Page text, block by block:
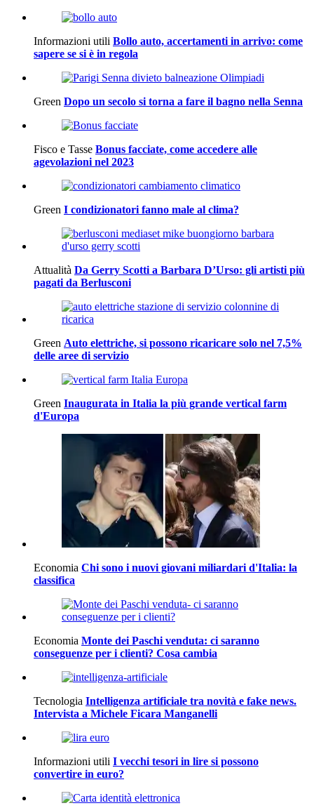
Informazioni utili Bollo auto, accertamenti in arrivo: come
sapere se si è in regola
Green Dopo un secolo si torna a fare il bagno nella Senna
Fisco e Tasse Bonus facciate, come accedere alle
agevolazioni nel 2023
Green I condizionatori fanno male al clima?
Attualità Da Gerry Scotti a Barbara D’Urso: gli artisti più
pagati da Berlusconi
Green Auto elettriche, si possono ricaricare solo nel 7,5%
delle aree di servizio
Green Inaugurata in Italia la più grande vertical farm
d'Europa
Economia Chi sono i nuovi giovani miliardari d'Italia: la
classifica
Economia Monte dei Paschi venduta: ci saranno
conseguenze per i clienti? Cosa cambia
Tecnologia Intelligenza artificiale tra novità e fake news.
Intervista a Michele Ficara Manganelli
Informazioni utili I vecchi tesori in lire si possono
convertire in euro?